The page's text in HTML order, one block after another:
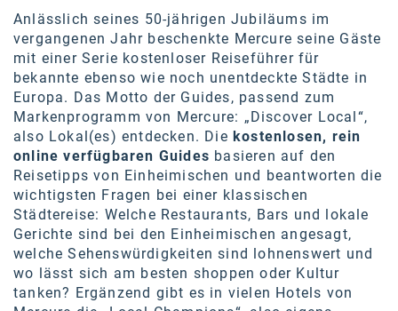
P&G
RIC
Schiefer Rechtsanwälte
Security KAG
smart
Smile Österreich
Strategie Austria
Strategy&
SW Umwelttechnik
Anlässlich seines 50-jährigen Jubiläums im
vergangenen Jahr beschenkte Mercure seine Gäste
mit einer Serie kostenloser Reiseführer für
bekannte ebenso wie noch unentdeckte Städte in
Europa. Das Motto der Guides, passend zum
Markenprogramm von Mercure: „Discover Local“,
also Lokal(es) entdecken. Die kostenlosen, rein
online verfügbaren Guides basieren auf den
Reisetipps von Einheimischen und beantworten die
wichtigsten Fragen bei einer klassischen
Städtereise: Welche Restaurants, Bars und lokale
Gerichte sind bei den Einheimischen angesagt,
welche Sehenswürdigkeiten sind lohnenswert und
wo lässt sich am besten shoppen oder Kultur
tanken? Ergänzend gibt es in vielen Hotels von